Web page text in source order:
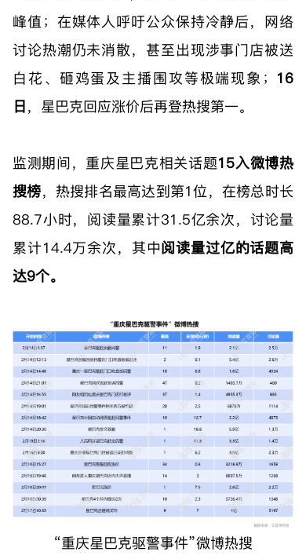
峰值；在媒体人呼吁公众保持冷静后，网络
讨论热潮仍未消散，甚至出现涉事门店被送
白花、砸鸡蛋及主播围攻等极端现象； 16
日，星巴克回应涨价后再登热搜第一。
监测期间，重庆星巴克相关话题15入微博热
搜榜，热搜排名最高达到第1位，在榜总时长
88.7小时，阅读量累计31.5亿余次，讨论量
累计14.4万余次，其中阅读量过亿的话题高
达9个。
“重庆星巴克驱警事件”微博热搜